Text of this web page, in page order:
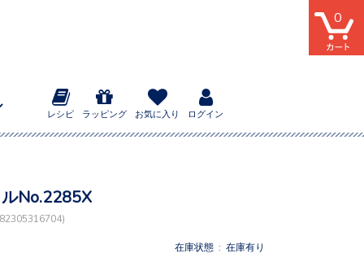
レシピ ラッピング お気に入り ログイン
0
No.2285X
在庫状態 : 在庫有り